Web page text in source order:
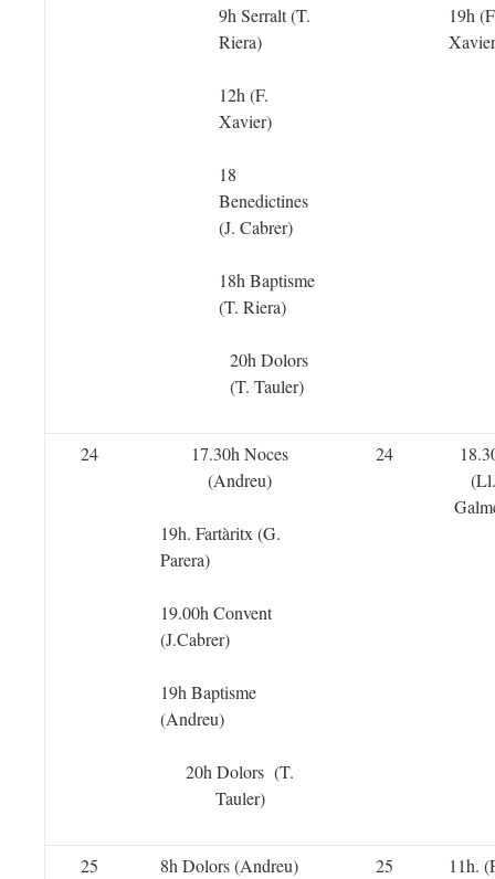
9h Serralt (T.
Riera)
12h (F.
Xavier)
18
Benedictines
(J. Cabrer)
18h Baptisme
(T. Riera)
20h Dolors
(T. Tauler)
19h
24
17.30h Noces
(Andreu)
19h. Fartàritx (G.
Parera)
19.00h Convent
(J.Cabrer)
19h Baptisme
(Andreu)
20h Dolors (T.
Tauler)
24
(Ll.
25 8h Dolors (Andreu) 25
11h.